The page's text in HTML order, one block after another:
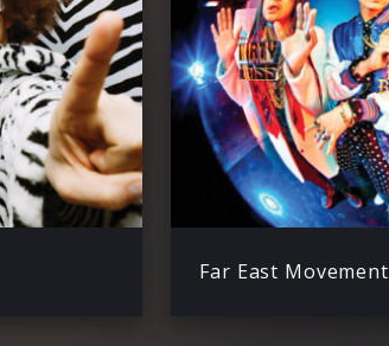
Far East Movement